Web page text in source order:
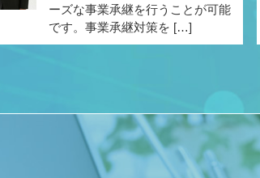
ーズな事業承継を行うことが可能
です。事業承継対策を […]